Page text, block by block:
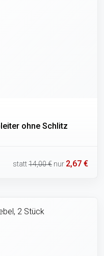
ohne Schlitz
statt14,00 € nur 2,67 €